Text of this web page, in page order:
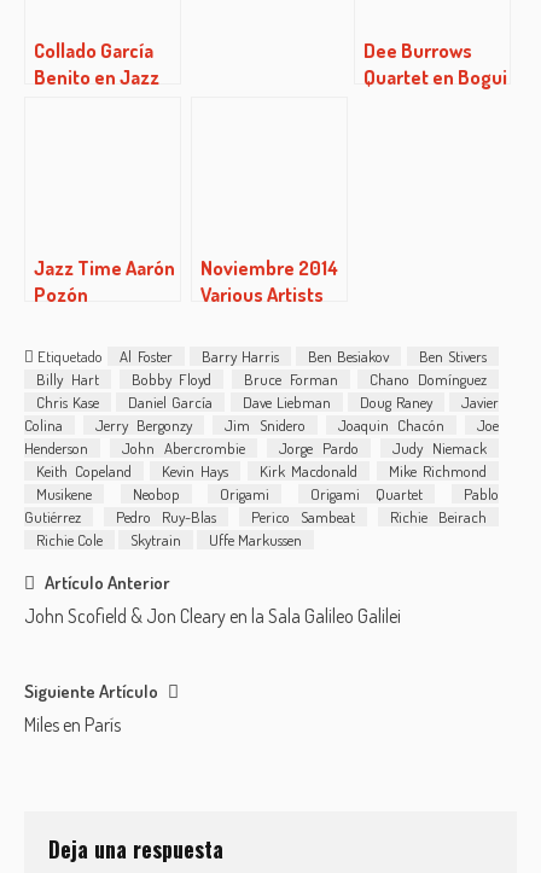
Collado García
Benito en Jazz
Dee Burrows
Quartet en Bogui
Jazz Time Aarón
Pozón
Noviembre 2014
Various Artists
Music
Etiquetado Al Foster Barry Harris Ben Besiakov
Ben Stivers
Billy Hart
Bobby Floyd Bruce Forman
Chano Domínguez
Chris Kase
Daniel García Dave Liebman Doug Raney
Javier
Colina
Jerry Bergonzy Jim Snidero Joaquin Chacón
Joe
Henderson
John Abercrombie Jorge Pardo
Judy Niemack
Keith Copeland
Kevin Hays Kirk Macdonald
Mike Richmond
Musikene
Neobop Origami Origami Quartet
Pablo
Gutiérrez
Pedro Ruy-Blas Perico Sambeat
Richie Beirach
Richie Cole
Skytrain Uffe Markussen
Post
navigation
Artículo Anterior
John Scofield & Jon Cleary en la Sala Galileo Galilei
Siguiente Artículo
Miles en París
Deja una respuesta